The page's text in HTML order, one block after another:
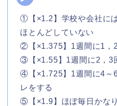
①【×1.2】学校や会社に
ほとんどしていない
②【×1.375】1週間に1，
③【×1.55】1週間に2，3
④【×1.725】1週間に4～
レをする
⑤【×1.9】ほぼ毎日かな